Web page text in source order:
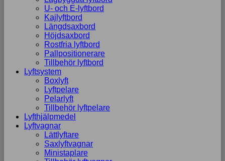
U- och E-lyftbord
Kajlyftbord
Längdsaxbord
Höjdsaxbord
Rostfria lyftbord
Pallpositionerare
Tillbehör lyftbord
Lyftsystem
Boxlyft
Lyftpelare
Pelarlyft
Tillbehör lyftpelare
Lyfthjälpmedel
Lyftvagnar
Lättlyftare
Saxlyftvagnar
Ministaplare